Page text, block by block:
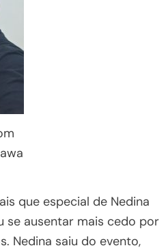
que especial de Nedina
se ausentar mais cedo por
Nedina saiu do evento,